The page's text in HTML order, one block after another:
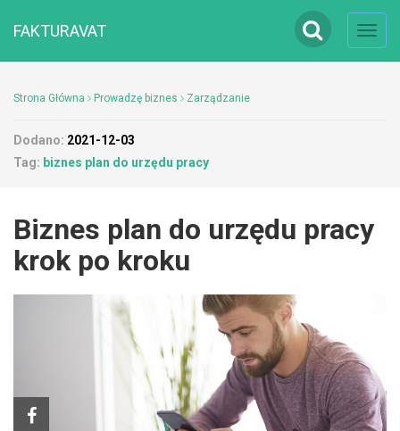
FAKTURAVAT
Strona Główna Prowadzę biznes Zarządzanie
Dodano: 2021-12-03
Tag: biznes plan do urzędu pracy
Biznes plan do urzędu pracy
krok po kroku